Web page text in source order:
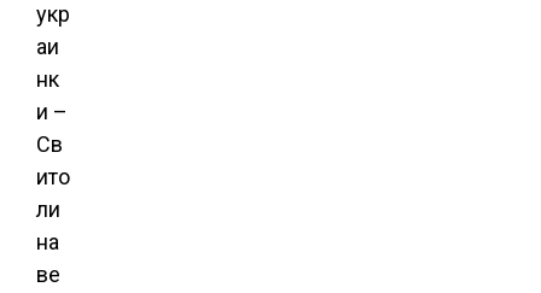
укр
аи
нк
и –
Св
ито
ли
на
ве